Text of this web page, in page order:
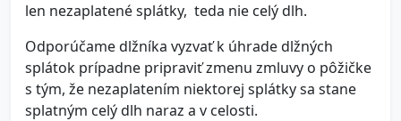
len nezaplatené splátky, teda nie celý dlh.
Odporúčame dlžníka vyzvať k úhrade dlžných
splátok prípadne pripraviť zmenu zmluvy o pôžičke
s tým, že nezaplatením niektorej splátky sa stane
splatným celý dlh naraz a v celosti.